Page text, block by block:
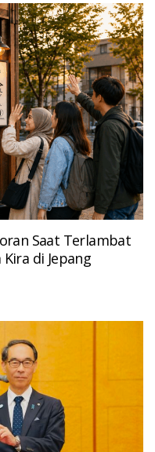
Saat Terlambat
di Jepang